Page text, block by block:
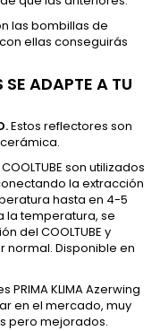
las bombillas de
ellas conseguirás
SE ADAPTE A TU
Estos reflectores son
son utilizados
la extracción
hasta en 4-5
la temperatura, se
del COOLTUBE y
normal. Disponible en
PRIMA KLIMA Azerwing
en el mercado, muy
pero mejorados.